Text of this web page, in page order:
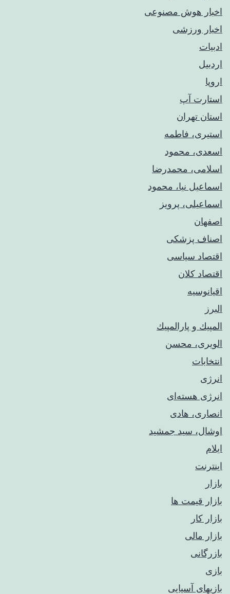
اخبار هوش مصنوعی
اخبار ورزشی
ادبیات
اردبیل
اروپا
استارت آپ
استان تهران
استیری، فاطمه
اسعدی، محمود
اسلامی، محمدرضا
اسماعیل نیا، محمود
اسماعیلی، پرویز
اصفهان
اصناف پزشکی
اقتصاد سیاسی
اقتصاد کلان
اقیانوسیه
البرز
المپيك و پارالمپيك
الویری، محسن
انتخابات
انرژی
انرژی هسته‌ای
انصاری، هادی
اوشال، سید جمشید
ایلام
اینترنت
بازار
بازار قیمت ها
بازار کار
بازار مالی
بازرگانی
بازی
بازیهای آسیایی